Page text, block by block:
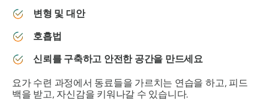
변형 및 대안
호흡법
신뢰를 구축하고 안전한 공간을 만드세요
요가 수련 과정에서 동료들을 가르치는 연습을 하고, 피드
백을 받고, 자신감을 키워나갈 수 있습니다.